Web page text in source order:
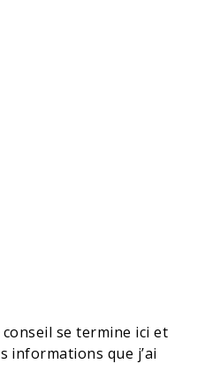
se termine ici et
informations que j’ai